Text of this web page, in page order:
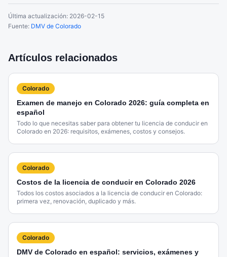
Última actualización: 2026-02-15
Fuente: DMV de Colorado
Artículos relacionados
Colorado
Examen de manejo en Colorado 2026: guía completa en
español
Todo lo que necesitas saber para obtener tu licencia de conducir en
Colorado en 2026: requisitos, exámenes, costos y consejos.
Colorado
Costos de la licencia de conducir en Colorado 2026
Todos los costos asociados a la licencia de conducir en Colorado:
primera vez, renovación, duplicado y más.
Colorado
DMV de Colorado en español: servicios, exámenes y